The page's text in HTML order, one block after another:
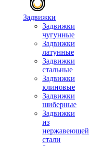
Задвижки
Задвижки
чугунные
Задвижки
латунные
Задвижки
стальные
Задвижки
клиновые
Задвижки
шиберные
Задвижки
из
нержавеющей
стали